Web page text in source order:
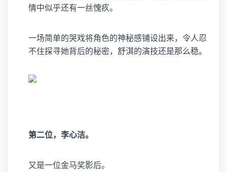
情中似乎还有一丝愧疚。
一场简单的哭戏将角色的神秘感铺设出来，令人忍
不住探寻她背后的秘密，舒淇的演技还是那么稳。
第二位，李心洁。
又是一位金马奖影后。